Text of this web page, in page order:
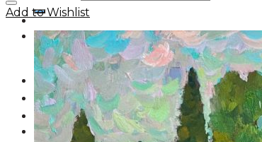
Картины
По художникам
Картины-слайдер
О нас
Контакты
Анонсы
Add to Wishlist